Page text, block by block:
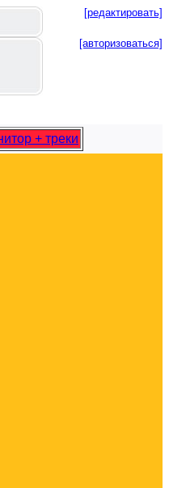
[редактировать]
[авторизоваться]
+ треки